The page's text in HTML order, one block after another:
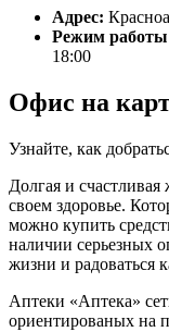
Адрес:
Режим работы
18:00
Офис на
Узнайте, как
Долгая и счастливая
своем здоровье.
можно купить
наличии серьезных
жизни и радоваться
Аптеки «Аптека»
ориентированых на